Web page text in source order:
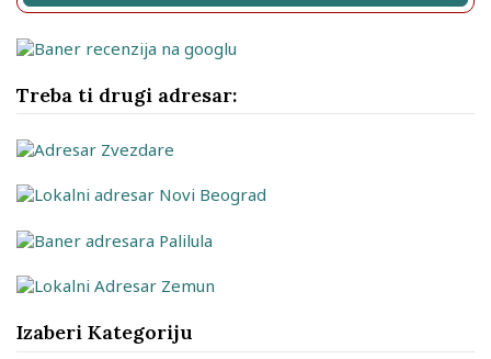
Treba ti drugi adresar:
Izaberi Kategoriju